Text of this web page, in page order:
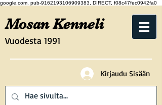
google.com, pub-9162193106909383, DIRECT, f08c47fec0942fa0
Vuodesta 1991
Mosan Kenneli
Kirjaudu Sisään